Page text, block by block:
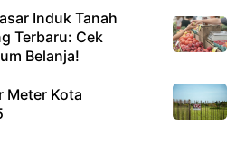
Induk Tanah
Terbaru: Cek
Belanja!
Meter Kota